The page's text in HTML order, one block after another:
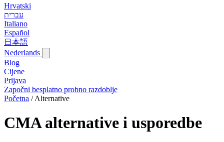
Hrvatski
עברית
Italiano
Español
日本語
Nederlands
Blog‎
Cijene
Prijava
Započni besplatno probno razdoblje
Početna / Alternative
CMA alternative i usporedbe